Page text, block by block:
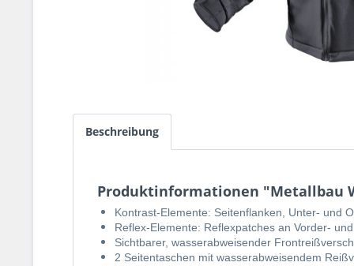
Beschreibung
Produktinformationen "Metallbau
Kontrast-Elemente: Seitenflanken, Unter- und
Reflex-Elemente: Reflexpatches an Vorder-
Sichtbarer, wasserabweisender
2 Seitentaschen mit wasserabweisendem